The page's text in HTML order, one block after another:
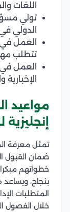
اللغات
تولي
الدولي
العمل في
تتطلب
العمل في
مواعيد
تمثل معرفة
ضمان القبول
خطواتهم مبكرا
بنجاح،
المتطلبات
خلال الفصول